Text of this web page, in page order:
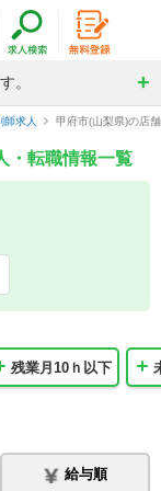
。
師求人 甲府市(山梨県)の店
・転職情報一覧
残業月10ｈ以下
給与順